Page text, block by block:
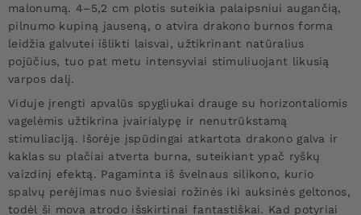
malonumą. 4–5,2 cm plotis suteikia palaipsniui augančią,
pilnumo kupiną jauseną, o atvira drakono burnos forma
leidžia galvutei išlikti laisvai, užtikrinant natūralius
pojūčius, tuo pat metu intensyviai stimuliuojant likusią
varpos dalį.
Viduje įrengti apvalūs spygliukai drauge su horizontaliomis
vagelėmis užtikrina įvairialypę ir nenutrūkstamą
stimuliaciją. Išorėje įspūdingai atkartota drakono galva ir
kaklas su plačiai atverta burna, suteikiant ypač ryškų
vaizdinį efektą. Pagaminta iš švelnaus silikono, kurio
spalvų perėjimas nuo šviesiai rožinės iki auksinės geltonos,
todėl ši mova atrodo išskirtinai fantastiškai. Kad potyriai